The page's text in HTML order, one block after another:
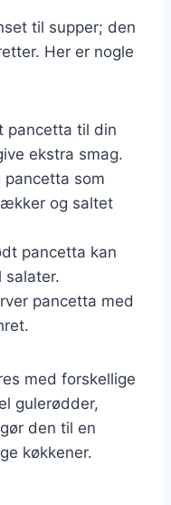
til supper; den
Her er nogle
pancetta til din
ekstra smag.
pancetta som
og saltet
pancetta kan
salater.
pancetta med
med forskellige
gulerødder,
den til en
køkkener.